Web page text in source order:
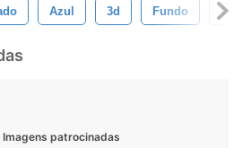
Azul 3d Fundo Cubo
Imagens patrocinadas